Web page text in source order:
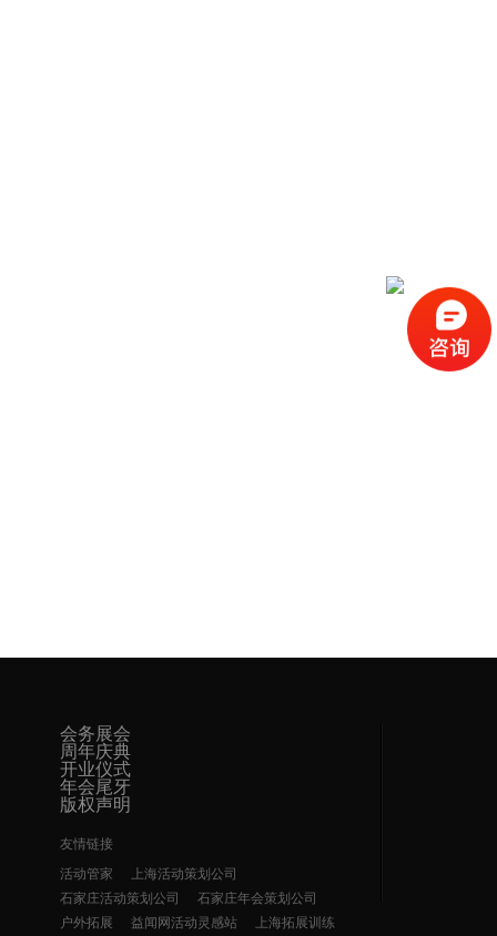
会务展会
周年庆典
开业仪式
年会尾牙
版权声明
友情链接
活动管家
上海活动策划公司
石家庄活动策划公司
石家庄年会策划公司
户外拓展
益闻网活动灵感站 上海拓展训练